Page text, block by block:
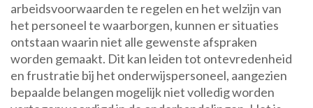
arbeidsvoorwaarden te regelen en het welzijn van
het personeel te waarborgen, kunnen er situaties
ontstaan waarin niet alle gewenste afspraken
worden gemaakt. Dit kan leiden tot ontevredenheid
en frustratie bij het onderwijspersoneel, aangezien
bepaalde belangen mogelijk niet volledig worden